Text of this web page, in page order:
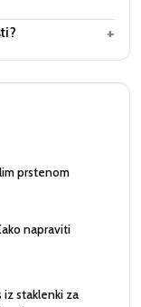
+
prstenom
napraviti
iz staklenki za